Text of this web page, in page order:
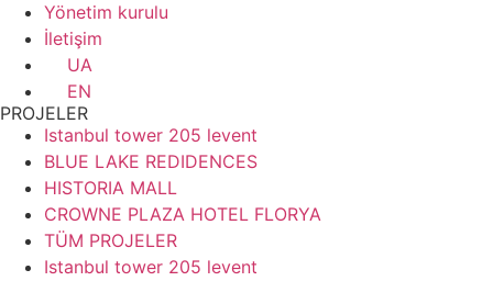
Yönetim kurulu
İletişim
UA
EN
PROJELER
Istanbul tower 205 levent
BLUE LAKE REDIDENCES
HISTORIA MALL
CROWNE PLAZA HOTEL FLORYA
TÜM PROJELER
Istanbul tower 205 levent